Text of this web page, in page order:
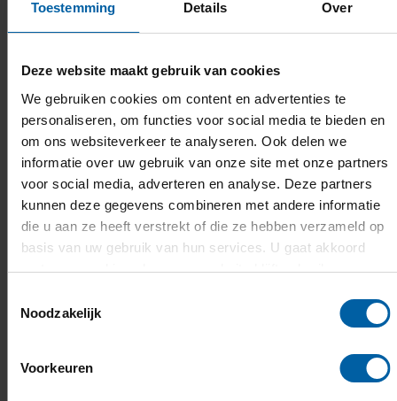
Toestemming Details Over
Deze website maakt gebruik van cookies
We gebruiken cookies om content en advertenties te
personaliseren, om functies voor social media te bieden en
om ons websiteverkeer te analyseren. Ook delen we
informatie over uw gebruik van onze site met onze partners
voor social media, adverteren en analyse. Deze partners
kunnen deze gegevens combineren met andere informatie
die u aan ze heeft verstrekt of die ze hebben verzameld op
basis van uw gebruik van hun services. U gaat akkoord
met onze cookies als u onze website blijft gebruiken.
Noodzakelijk
Voorkeuren
Eigen ontwikkeling
Het ontwikkelen van onze eigen ‘plus’ staat ook